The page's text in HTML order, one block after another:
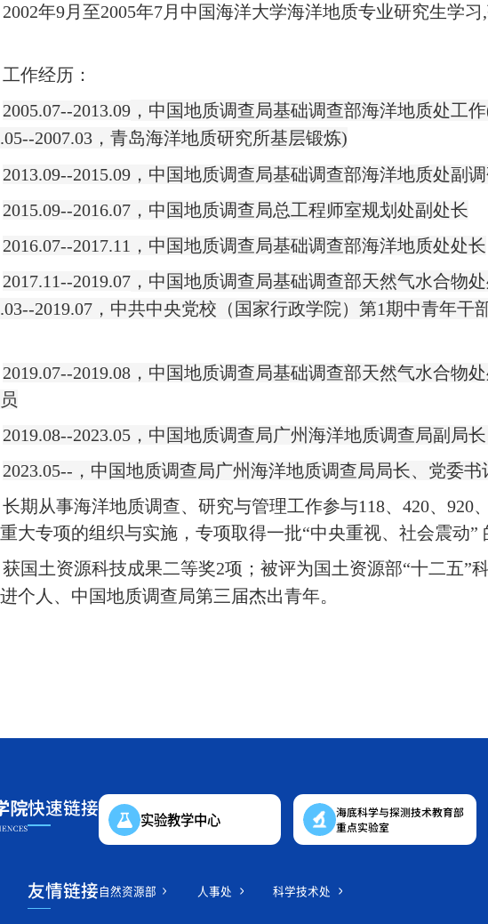
2002年9月至2005年7月 中国海洋大学海洋地质专业研究生学习,
工作经历：
2005.07--2013.09 ，中国地质调查局基础调查部海洋地质处工作
2007.03 ，青岛海洋地质研究所基层锻炼)
2013.09--2015.09 ，中国地质调查局基础调查部海洋地质处副
2015.09--2016.07 ，中国地质调查局总工程师室规划处副处长
2016.07--2017.11 ，中国地质调查局基础调查部海洋地质处处长
2017.11--2019.07 ，中国地质调查局基础调查部天然气水合物
2019.07 ，中共中央党校（国家行政学院）第1期中青年干
2019.07--2019.08 ，中国地质调查局基础调查部天然气水合物
2019.08--2023.05 ，中国地质调查局广州海洋地质调查局副局
2023.05-- ，中国地质调查局广州海洋地质调查局局长、党委书
长期从事海洋地质调查、研究与管理工作参与118、420、920、
大专项的组织与实施，专项取得一批“中央重视、社会震动”
获国土资源科技成果二等奖2项；被评为国土资源部“十二五”
个人、中国地质调查局第三届杰出青年。
快速链接 实验教学中心
海底科学与探测技术教育部
重点实验室
友情链接自然资源部 人事处 科学技术处